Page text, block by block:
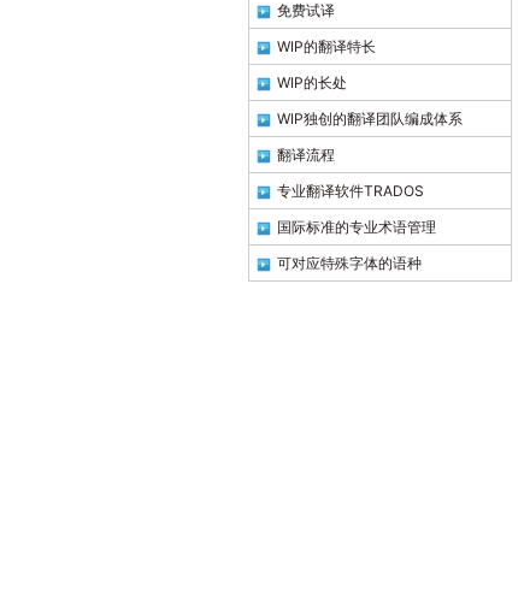
免费试译
WIP的翻译特长
WIP的长处
WIP独创的翻译团队编成体系
翻译流程
专业翻译软件TRADOS
国际标准的专业术语管理
可对应特殊字体的语种